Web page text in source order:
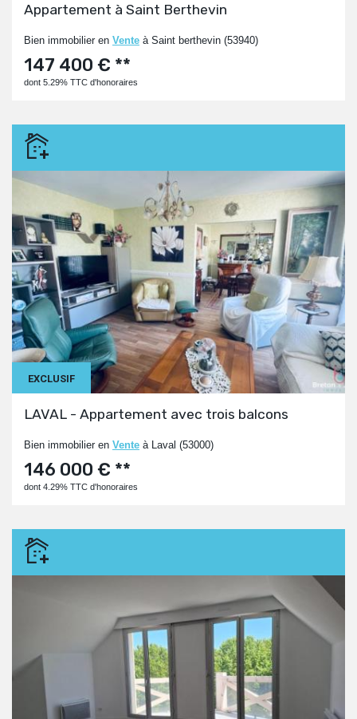
Appartement à Saint Berthevin
Bien immobilier en Vente à Saint berthevin (53940)
147 400 € **
dont 5.29% TTC d'honoraires
EXCLUSIF
LAVAL - Appartement avec trois balcons
Bien immobilier en Vente à Laval (53000)
146 000 € **
dont 4.29% TTC d'honoraires